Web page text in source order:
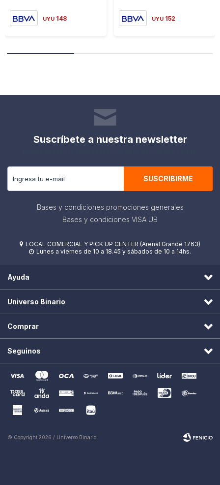
UYU 148 UYU 152
Suscríbete a nuestra newsletter
SUSCRIBIRME
Bases y condiciones promociones generales
Bases y condiciones VISA UB
 LOCAL COMERCIAL Y PICK UP CENTER (Arenal Grande 1763)
 Lunes a viernes de 10 a 18.45 y sábados de 10 a 14hs.
Ayuda
Universo Binario
Comprar
Seguinos
© Copyright 2026 / Universo Binario